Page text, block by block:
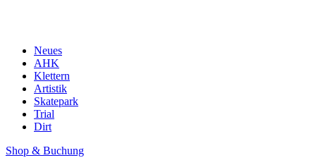
Neues
AHK
Klettern
Artistik
Skatepark
Trial
Dirt
Shop & Buchung